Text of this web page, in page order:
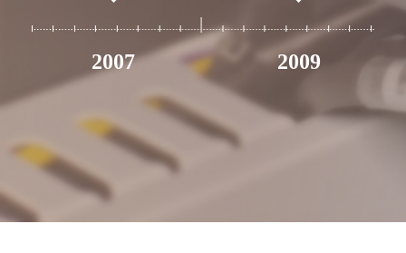
зарегистрировал
получил высокую
оценку на рынке, стал
первым брендом в
интеллектуального
визуального
тестирования в Китае
2007
высокой точностью
программирования
2009